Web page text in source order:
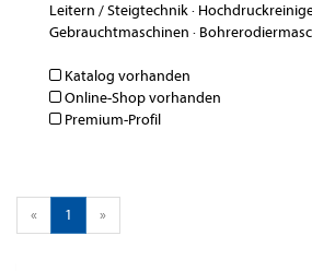
Leitern / Steigtechnik·
Gebrauchtmaschinen ·
Katalog vorhanden
Online-Shop vorhanden
Premium-Profil
« 1 »